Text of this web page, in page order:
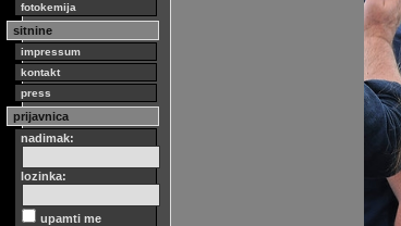
fotokemija
sitnine
impressum
kontakt
press
prijavnica
nadimak:
lozinka:
upamti me